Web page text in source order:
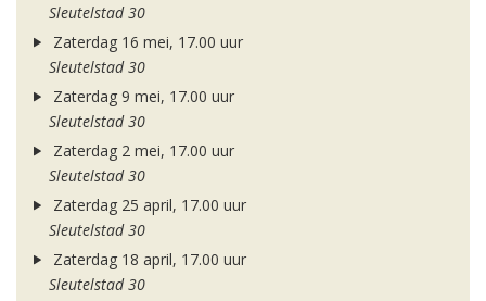
Sleutelstad 30
Zaterdag 16 mei, 17.00 uur
Sleutelstad 30
Zaterdag 9 mei, 17.00 uur
Sleutelstad 30
Zaterdag 2 mei, 17.00 uur
Sleutelstad 30
Zaterdag 25 april, 17.00 uur
Sleutelstad 30
Zaterdag 18 april, 17.00 uur
Sleutelstad 30